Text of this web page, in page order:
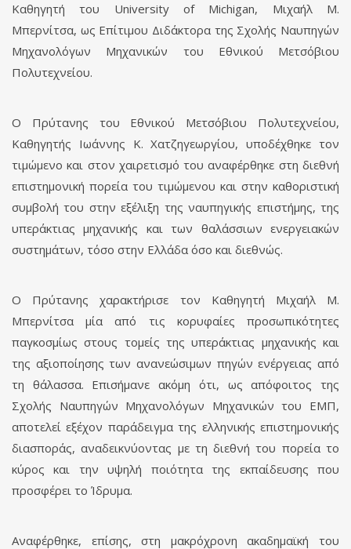
Καθηγητή του University of Michigan, Μιχαήλ Μ.
Μπερνίτσα, ως Επίτιμου Διδάκτορα της Σχολής Ναυπηγών
Μηχανολόγων Μηχανικών του Εθνικού Μετσόβιου
Πολυτεχνείου.
Ο Πρύτανης του Εθνικού Μετσόβιου Πολυτεχνείου,
Καθηγητής Ιωάννης Κ. Χατζηγεωργίου, υποδέχθηκε τον
τιμώμενο και στον χαιρετισμό του αναφέρθηκε στη διεθνή
επιστημονική πορεία του τιμώμενου και στην καθοριστική
συμβολή του στην εξέλιξη της ναυπηγικής επιστήμης, της
υπεράκτιας μηχανικής και των θαλάσσιων ενεργειακών
συστημάτων, τόσο στην Ελλάδα όσο και διεθνώς.
Ο Πρύτανης χαρακτήρισε τον Καθηγητή Μιχαήλ Μ.
Μπερνίτσα μία από τις κορυφαίες προσωπικότητες
παγκοσμίως στους τομείς της υπεράκτιας μηχανικής και
της αξιοποίησης των ανανεώσιμων πηγών ενέργειας από
τη θάλασσα. Επισήμανε ακόμη ότι, ως απόφοιτος της
Σχολής Ναυπηγών Μηχανολόγων Μηχανικών του ΕΜΠ,
αποτελεί εξέχον παράδειγμα της ελληνικής επιστημονικής
διασποράς, αναδεικνύοντας με τη διεθνή του πορεία το
κύρος και την υψηλή ποιότητα της εκπαίδευσης που
προσφέρει το Ίδρυμα.
Αναφέρθηκε, επίσης, στη μακρόχρονη ακαδημαϊκή του